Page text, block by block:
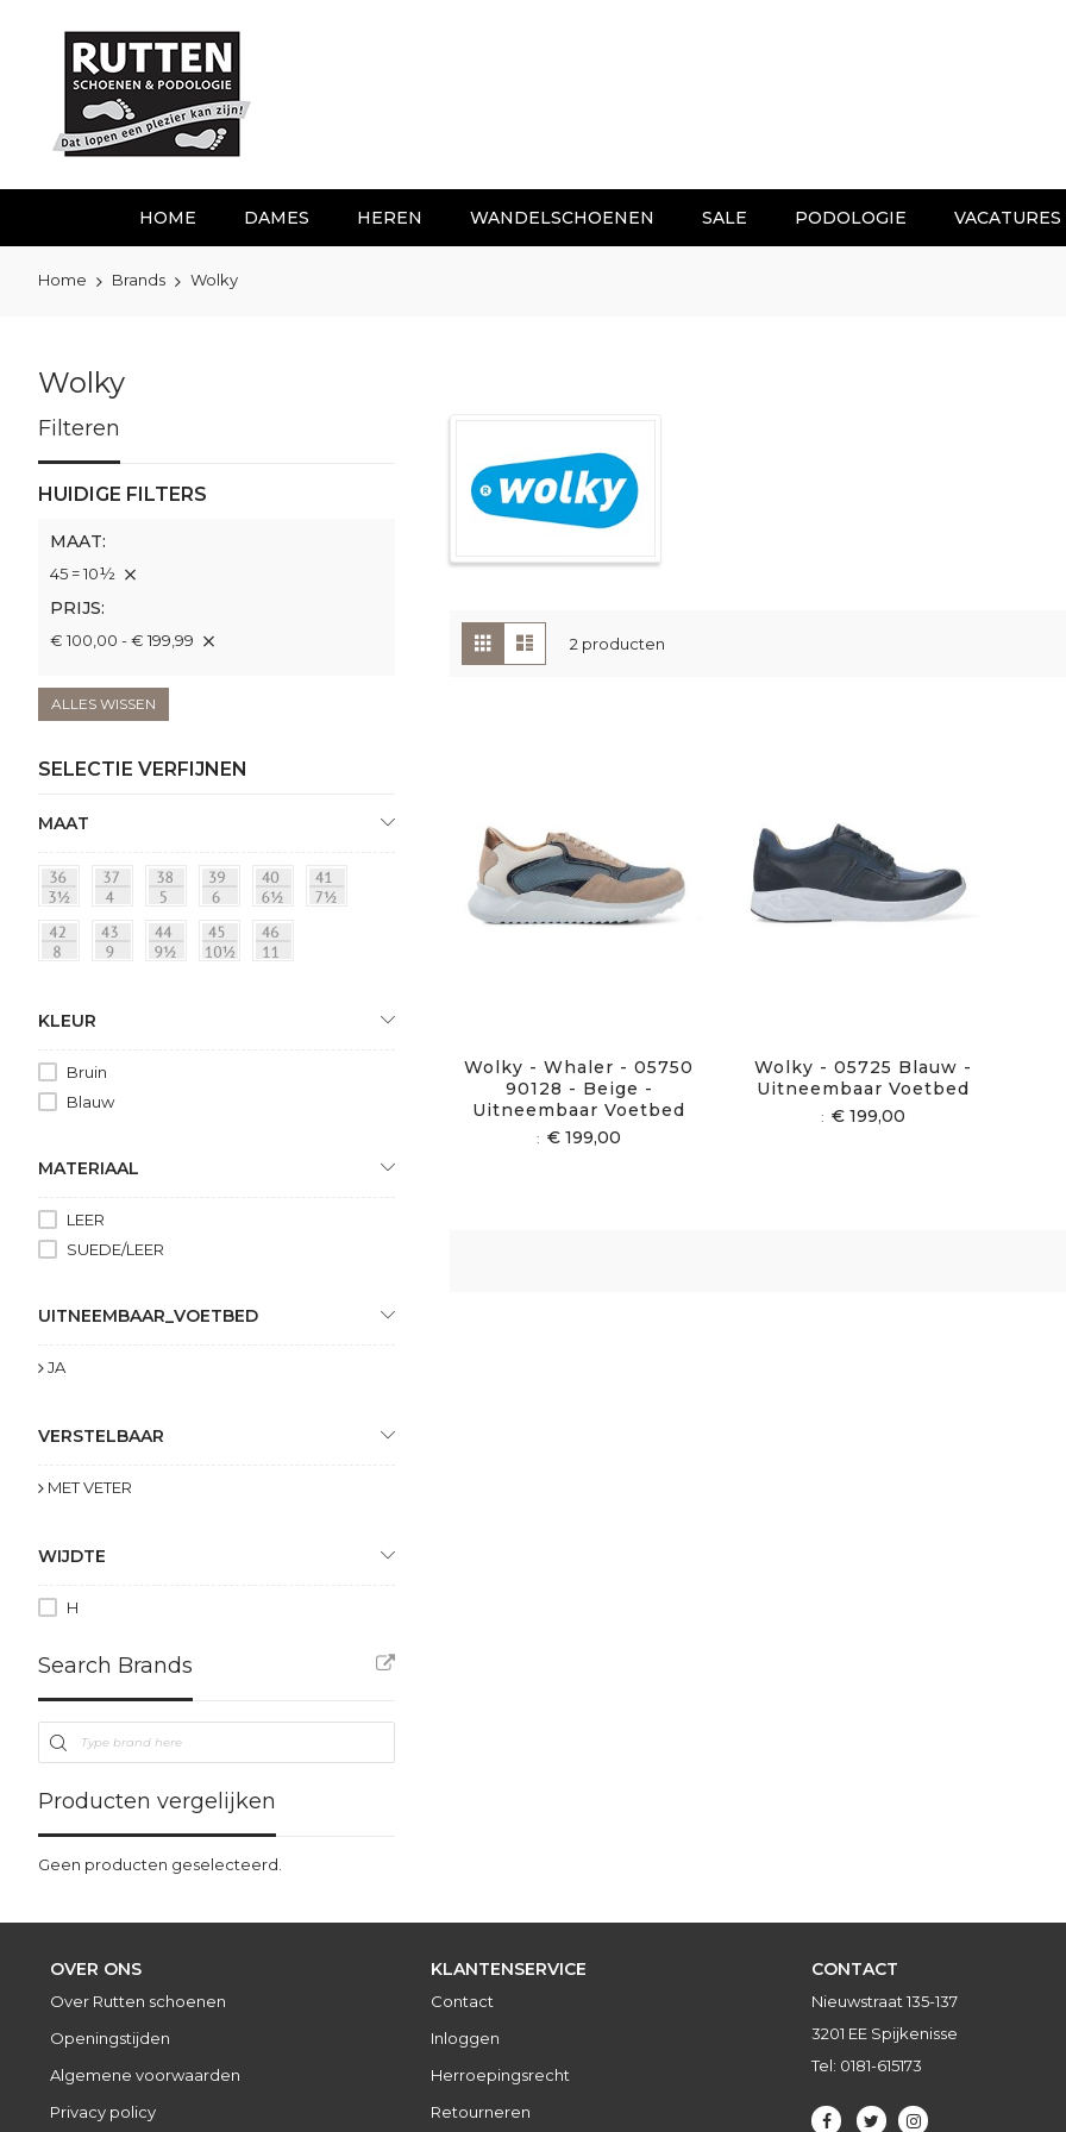
inhoud
HOME DAMES HEREN WANDELSCHOENEN SALE PODOLOGIE VACATURES
Home Brands Wolky
Wolky
Tonen
als
Foto-
tabel
2producten
Wolky - Whaler - 05750
90128 - Beige -
Uitneembaar Voetbed
€ 199,00
Wolky - 05725 Blauw -
Uitneembaar Voetbed
€ 199,00
Filteren
HUIDIGE FILTERS
MAAT
45 = 10½
PRIJS
€ 100,00 - € 199,99
ALLES WISSEN
SELECTIE VERFIJNEN
MAAT
KLEUR
Bruin
Blauw
MATERIAAL
LEER
SUEDE/LEER
UITNEEMBAAR_VOETBED
JA
VERSTELBAAR
MET VETER
WIJDTE
H
Search Brands
Producten vergelijken
Geen producten geselecteerd.
OVER ONS
Over Rutten schoenen
Openingstijden
Algemene voorwaarden
Privacy policy
KLANTENSERVICE
Contact
Inloggen
Herroepingsrecht
Retourneren
CONTACT
Nieuwstraat 135-137
3201 EE Spijkenisse
Tel: 0181-615173